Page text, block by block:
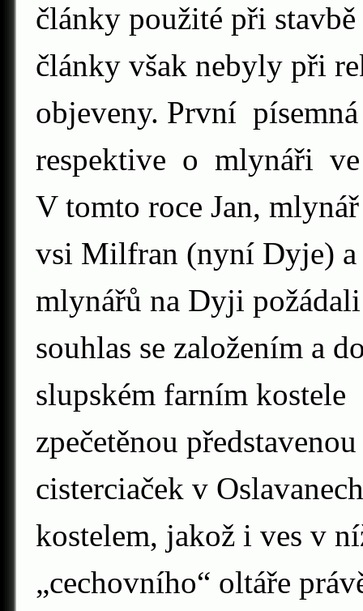
články použité při
články však nebyly při
objeveny. První
respektive o mlynáři
V tomto roce Jan,
vsi Milfran (nyní Dyje) a
mlynářů na Dyji
souhlas se založením a
slupském farním
zpečetěnou
cisterciaček v
kostelem, jakož i ves v
„cechovního“ oltáře